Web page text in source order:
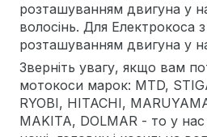
розташуванням двигуна у
волосінь. Для Електрокоса
розташуванням двигуна у
Зверніть увагу, якщо вам
мотокоси марок: MTD,
RYOBI, HITACHI,
MAKITA, DOLMAR - то у нас